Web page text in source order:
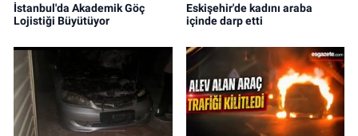
İstanbul'da Akademik Göç
Lojistiği Büyütüyor
Eskişehir'de kadını araba
içinde darp etti